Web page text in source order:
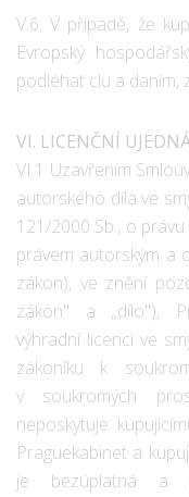
V.6. V případě, že
Evropský
podléhat clu a daním,
VI. LICENČNÍ
VI.1 Uzavřením
autorského díla ve
121/2000 Sb., o
právem autorským a
zákon), ve znění
zákon" a „dílo"),
výhradní licenci ve
zákoníku k
v soukromých
neposkytuje
Praguekabinet a
je bezúplatná a